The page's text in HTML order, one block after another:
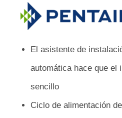
El asistente de
automática hace que el
sencillo
Ciclo de alimentación